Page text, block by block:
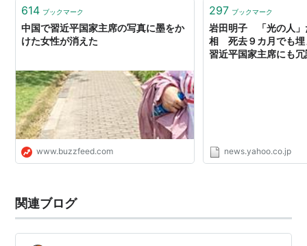
614 ブックマーク
中国で習近平国家主席の写真に墨をか
けた女性が消えた
www.buzzfeed.com
297 ブックマーク
岩田明子 「光の人」
相 死去９カ月でも
習近平国家主席にも
news.yahoo.co.jp
関連ブログ